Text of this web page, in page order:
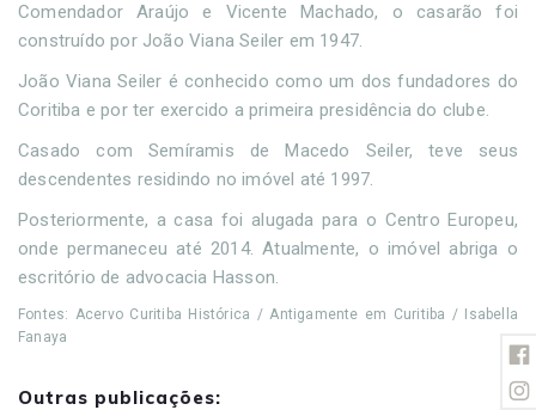
Comendador Araújo e Vicente Machado, o casarão foi
construído por João Viana Seiler em 1947.
João Viana Seiler é conhecido como um dos fundadores do
Coritiba e por ter exercido a primeira presidência do clube.
Casado com Semíramis de Macedo Seiler, teve seus
descendentes residindo no imóvel até 1997.
Posteriormente, a casa foi alugada para o Centro Europeu,
onde permaneceu até 2014. Atualmente, o imóvel abriga o
escritório de advocacia Hasson.
Fontes: Acervo Curitiba Histórica / Antigamente em Curitiba / Isabella
Fanaya
Outras publicações: